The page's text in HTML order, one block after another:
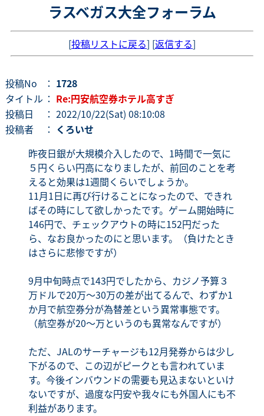
ラスベガス大全フォーラム
[投稿リストに戻る] [返信する]
投稿No ： 1728
タイトル ： Re:円安航空券ホテル高すぎ
投稿日
： 2022/10/22(Sat) 08:10:08
投稿者
： くろいせ
昨夜日銀が大規模介入したので、1時間で一気に
５円くらい円高になりましたが、前回のことを考
えると効果は1週間くらいでしょうか。
11月1日に再び行けることになったので、できれ
ばその時にして欲しかったです。ゲーム開始時に
146円で、チェックアウトの時に152円だった
ら、なお良かったのにと思います。（負けたとき
はさらに悲惨ですが）
9月中旬時点で143円でしたから、カジノ予算３
万ドルで20万～30万の差が出てるんで、わずか1
か月で航空券分が為替差という異常事態です。
（航空券が20～万というのも異常なんですが）
ただ、JALのサーチャージも12月発券からは少し
下がるので、この辺がピークとも言われていま
す。今後インバウンドの需要も見込まないといけ
ないですが、過度な円安や我々にも外国人にも不
利益があります。